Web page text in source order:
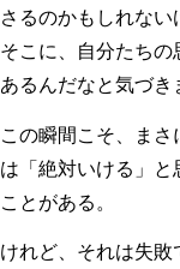
さるのかもしれない
そこに、自分たち
あるんだなと気づき
この瞬間こそ、ま
は「絶対いける」
ことがある。
けれど、それは失